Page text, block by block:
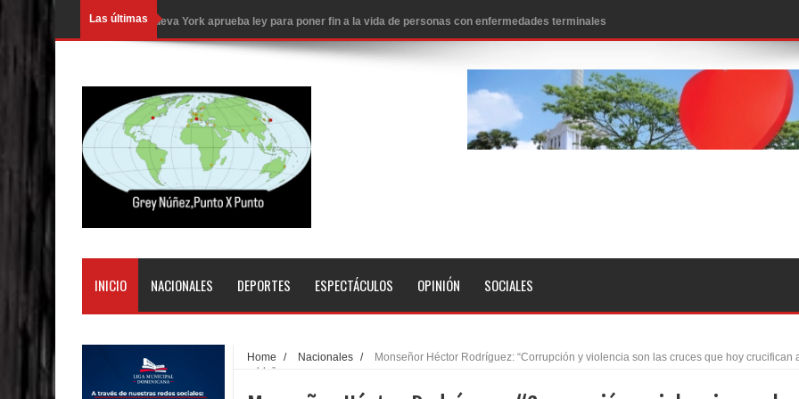
Las últimasNueva York aprueba ley para poner fin a la vida de personas con enfermedades terminales
Juan Luis Guerra cerrará los Juegos Centroamericanos SD 2026
En Santiago precio del botellón de agua sube a 90 pesos
Entre 20 y 40 inmigrantes al día son detenidos en los aeropuertos de EE.UU., según NBC
Belkis Concepción será intervenida por un delicado problema cardíaco
Abel Martínez llama a los dominicanos a unirse para sacar al PRM del Gobierno
PRM votará “por aclamación” a sus nuevas autoridades
El expresidente peruano Ollanta Humala queda en libertad tras la anulación de condena de 15 años por lavado
DIGEIG y Liga Municipal Dominicana impulsan nuevas metas de transparencia a través SISMAP municipal
La Fiscalía de Bolivia ordena la detención del expresidente Evo Morales
INICIO NACIONALES DEPORTES ESPECTÁCULOS OPINIÓN SOCIALES
Home / Nacionales /
Monseñor Héctor Rodríguez: “Corrupción y violencia son las cruces que hoy crucifican
pueblo”